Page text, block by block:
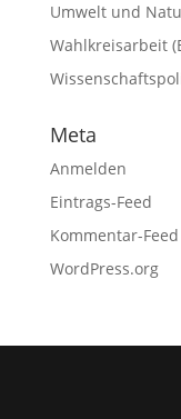
Umwelt und
Wahlkreisarbeit
Meta
Anmelden
Eintrags-Feed
Kommentar-Feed
WordPress.org